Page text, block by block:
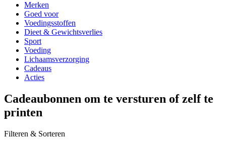
Merken
Goed voor
Voedingsstoffen
Dieet & Gewichtsverlies
Sport
Voeding
Lichaamsverzorging
Cadeaus
Acties
Cadeaubonnen om te versturen of zelf te
printen
Filteren & Sorteren